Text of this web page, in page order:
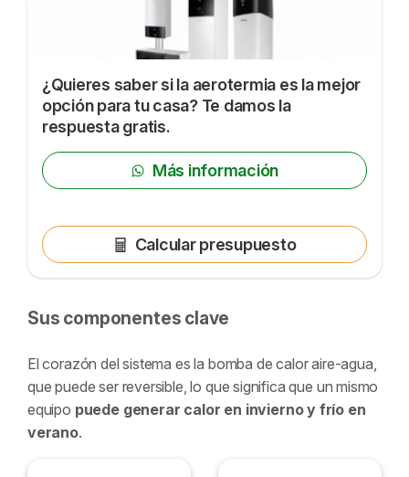
¿Quieres saber si la aerotermia es la mejor
opción para tu casa? Te damos la
respuesta gratis.
Más información
Calcular presupuesto
Sus componentes clave
El corazón del sistema es la bomba de calor aire-agua,
que puede ser reversible, lo que significa que un mismo
equipo puede generar calor en invierno y frío en
verano.